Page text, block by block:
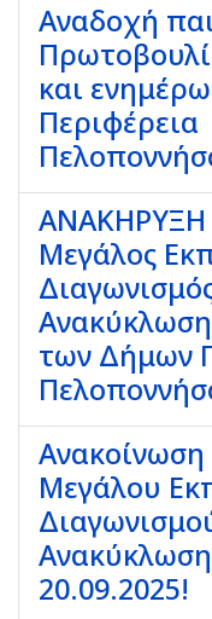
Αναδοχή
και
Περιφέρεια
Μεγάλος
των Δήμων
Μεγάλου
20.09.2025!